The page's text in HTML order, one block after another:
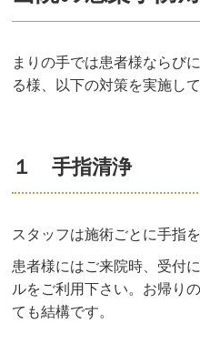
まりの手では患者様ならび
る様、以下の対策を実施して
１ 手指清浄
スタッフは施術ごとに手指
患者様にはご来院時、受付
ルをご利用下さい。お帰り
ても結構です。